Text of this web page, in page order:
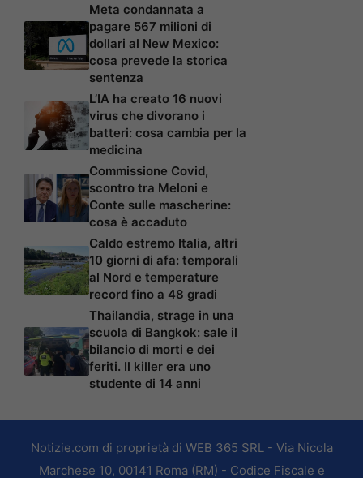
Meta condannata a
pagare 567 milioni di
dollari al New Mexico:
cosa prevede la storica
sentenza
L’IA ha creato 16 nuovi
virus che divorano i
batteri: cosa cambia per la
medicina
Commissione Covid,
scontro tra Meloni e
Conte sulle mascherine:
cosa è accaduto
Caldo estremo Italia, altri
10 giorni di afa: temporali
al Nord e temperature
record fino a 48 gradi
Thailandia, strage in una
scuola di Bangkok: sale il
bilancio di morti e dei
feriti. Il killer era uno
studente di 14 anni
Notizie.com di proprietà di WEB 365 SRL - Via Nicola
Marchese 10, 00141 Roma (RM) - Codice Fiscale e